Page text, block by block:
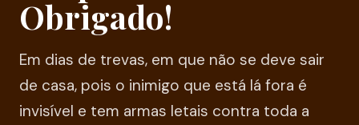
Obrigado!
Em dias de trevas, em que não se deve sair
de casa, pois o inimigo que está lá fora é
invisível e tem armas letais contra toda a